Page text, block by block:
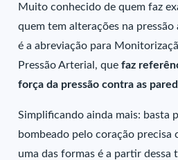
Muito conhecido de quem faz
quem tem alterações na
é a abreviação para
Pressão Arterial, quefaz
força da pressão contra as
Simplificando ainda mais: basta
bombeado pelo coração precisa
uma das formas é a partir dessa